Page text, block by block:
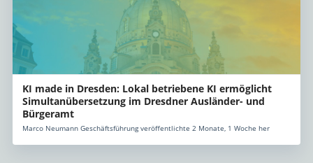
KI made in Dresden: Lokal betriebene KI ermöglicht
Simultanübersetzung im Dresdner Ausländer- und
Bürgeramt
Marco Neumann Geschäftsführung veröffentlichte 2 Monate, 1 Woche her